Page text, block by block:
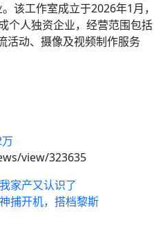
该工作室成立于2026年1月，
个人独资企业，经营范围包括
活动、摄像及视频制作服务
view/323635
家产又认识了
捕开机，搭档黎斯